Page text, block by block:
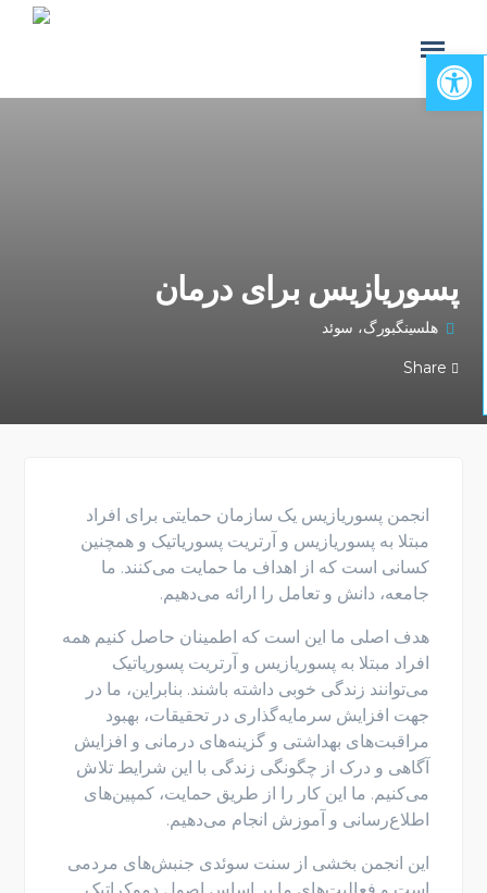
Open toolbar
پسوریازیس برای درمان
هلسینگبورگ، سوئد
Share
انجمن پسوریازیس یک سازمان حمایتی برای افراد
مبتلا به پسوریازیس و آرتریت پسوریاتیک و همچنین
کسانی است که از اهداف ما حمایت می‌کنند. ما
جامعه، دانش و تعامل را ارائه می‌دهیم.
هدف اصلی ما این است که اطمینان حاصل کنیم همه
افراد مبتلا به پسوریازیس و آرتریت پسوریاتیک
می‌توانند زندگی خوبی داشته باشند. بنابراین، ما در
جهت افزایش سرمایه‌گذاری در تحقیقات، بهبود
مراقبت‌های بهداشتی و گزینه‌های درمانی و افزایش
آگاهی و درک از چگونگی زندگی با این شرایط تلاش
می‌کنیم. ما این کار را از طریق حمایت، کمپین‌های
اطلاع‌رسانی و آموزش انجام می‌دهیم.
این انجمن بخشی از سنت سوئدی جنبش‌های مردمی